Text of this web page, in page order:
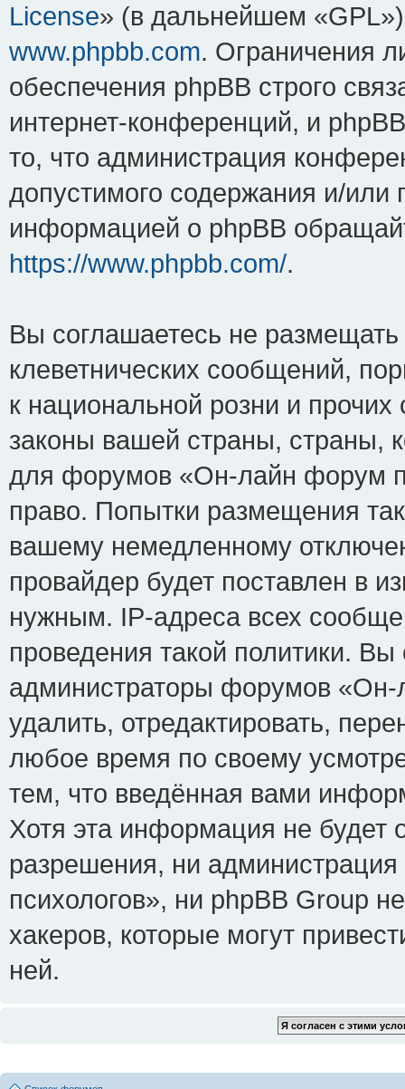
License» (в дальнейшем
www.phpbb.com. Ограничения
обеспечения phpBB строго
интернет-конференций, и
то, что администрация
допустимого содержания и/или
информацией о phpBB
https://www.phpbb.com/.
Вы соглашаетесь не
клеветнических сообщений,
к национальной розни и
законы вашей страны, страны,
для форумов «Он-лайн форум
право. Попытки размещения
вашему немедленному
провайдер будет поставлен в
нужным. IP-адреса всех
проведения такой политики.
администраторы форумов
удалить, отредактировать,
любое время по своему
тем, что введённая вами
Хотя эта информация не будет
разрешения, ни
психологов», ни phpBB Group
хакеров, которые могут
ней.